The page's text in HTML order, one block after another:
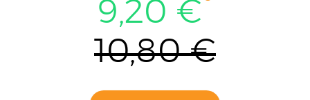
9,20 €
10,80 €